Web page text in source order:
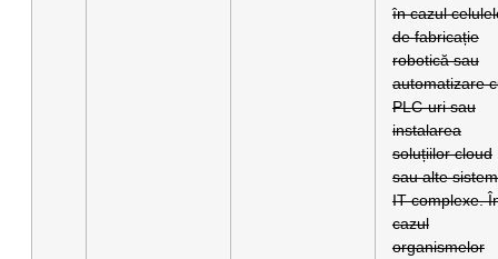
în cazul
de fabricație
robotică sau
automatizare
PLC-uri sau
instalarea
soluțiilor cloud
sau alte
IT complexe.
cazul
organismelor